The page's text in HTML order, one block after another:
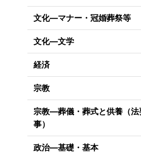
文化―マナー・冠婚葬祭等
文化―文学
経済
宗教
宗教―葬儀・葬式と供養（法
事）
政治―基礎・基本